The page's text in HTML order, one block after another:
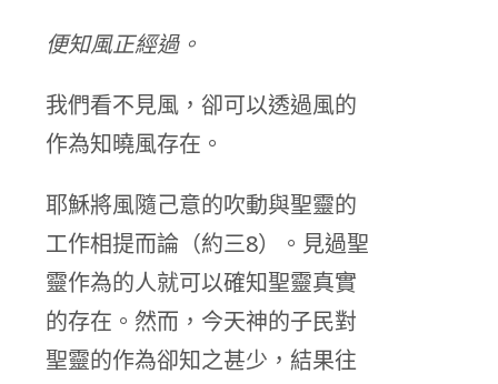
便知風正經過。
我們看不見風，卻可以透過風的
作為知曉風存在。
耶穌將風隨己意的吹動與聖靈的
工作相提而論（約三8）。見過聖
靈作為的人就可以確知聖靈真實
的存在。然而，今天神的子民對
聖靈的作為卻知之甚少，結果往